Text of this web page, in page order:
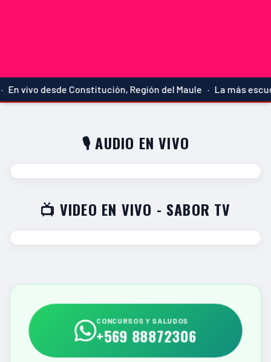
vivo desde Constitución, Región del Maule · La más
🎙️ AUDIO EN VIVO
📺 VIDEO EN VIVO - SABOR TV
CONCURSOS Y SALUDOS
+569 88872306